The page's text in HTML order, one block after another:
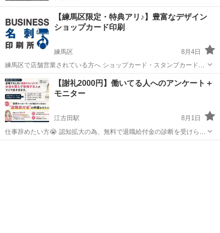
【練馬区限定・特典アリ♪】豊富なデザイン
ショップカード印刷
練馬区
8月4日
練馬区で店舗営業されている方へ ショップカード・スタンプカードを
作ってお店のPRを そしてリピーターの確保をしませんか？ ショップ
カード・スタンプカードの作成は、 五反田の印刷屋【BUSINESS名刺
印刷所】にお...
東京 練馬区 その他 名刺
【謝礼2000円】働いてる人へのアンケート＋
モニター
江古田駅
8月1日
仕事辞めたい方😭 認知拡大の為、無料で退職給付金の診断を受けられ
るモニターを大募集しています🌿 参加費はもちろん無料で謝礼2000円